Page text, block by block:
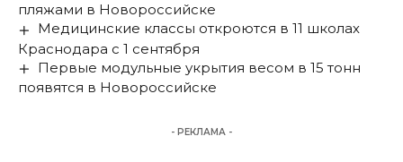
пляжами в Новороссийске
Медицинские классы откроются в 11 школах
Краснодара с 1 сентября
Первые модульные укрытия весом в 15 тонн
появятся в Новороссийске
- РЕКЛАМА -